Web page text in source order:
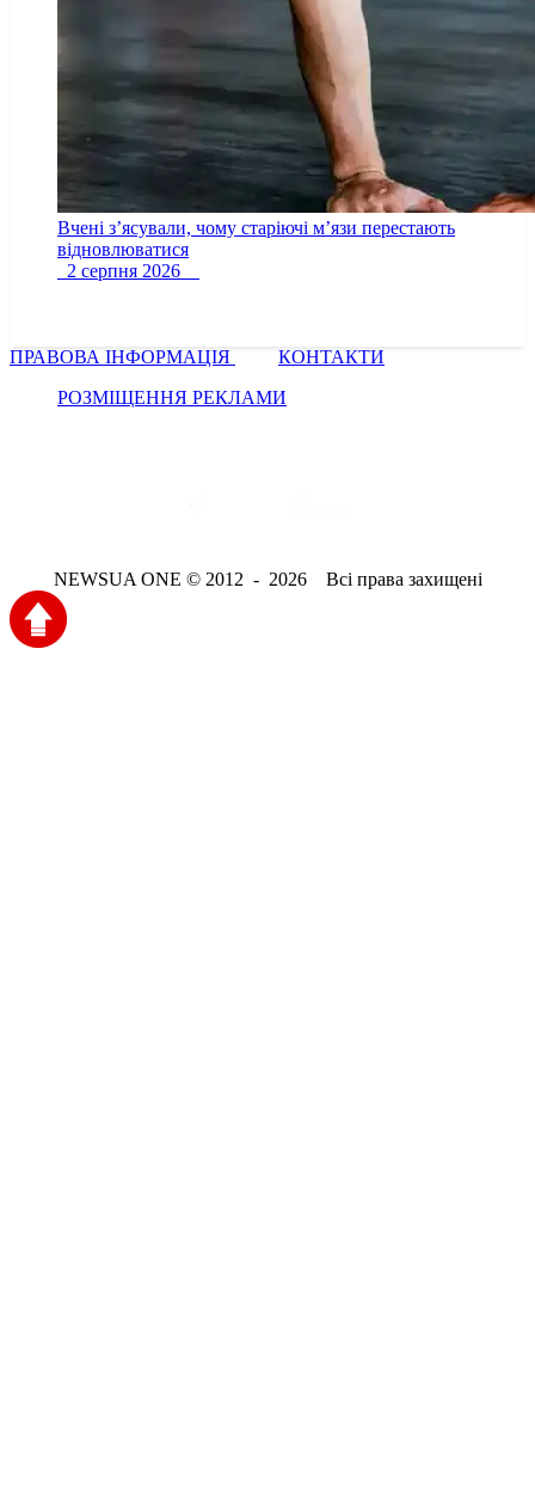
Вчені з’ясували, чому старіючі м’язи перестають
відновлюватися
2 серпня 2026
ПРАВОВА ІНФОРМАЦІЯ
КОНТАКТИ
РОЗМІЩЕННЯ РЕКЛАМИ
NEWSUA ONE © 2012 - 2026 Всі права захищені